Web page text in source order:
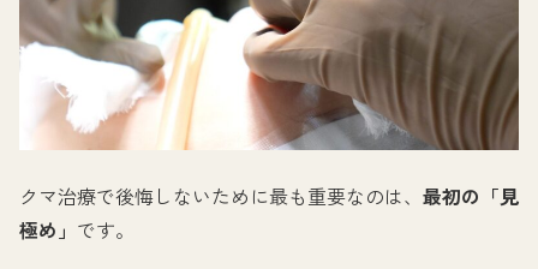
クマ治療で後悔しないために最も重要なのは、 最初の「見
極め」 です。